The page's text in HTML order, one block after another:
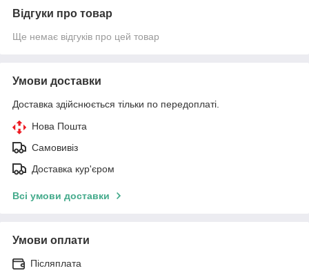
Відгуки про товар
Ще немає відгуків про цей товар
Умови доставки
Доставка здійснюється тільки по передоплаті.
Нова Пошта
Самовивіз
Доставка кур'єром
Всі умови доставки
Умови оплати
Післяплата